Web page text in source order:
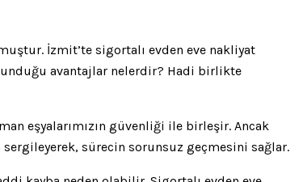
İzmit’te sigortalı evden eve nakliyat
avantajlar nelerdir? Hadi birlikte
eşyalarımızın güvenliği ile birleşir. Ancak
sergileyerek, sürecin sorunsuz geçmesini sağlar.